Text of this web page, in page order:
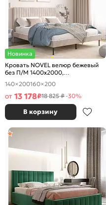
Новинка
Кровать NOVEL велюр бежевый
без П/М 1400x2000,
ортопедическое основание,
изголовье мягкое
140×200160×200
от 13 178₽18 825 ₽-30%
В корзину